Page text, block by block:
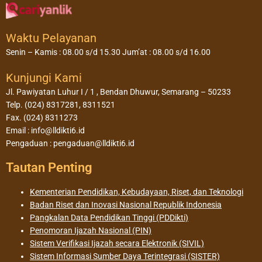
Waktu Pelayanan
Senin – Kamis : 08.00 s/d 15.30 Jum’at : 08.00 s/d 16.00
Kunjungi Kami
Jl. Pawiyatan Luhur I / 1 , Bendan Dhuwur, Semarang – 50233
Telp. (024) 8317281, 8311521
Fax. (024) 8311273
Email : info@lldikti6.id
Pengaduan : pengaduan@lldikti6.id
Tautan Penting
Kementerian Pendidikan, Kebudayaan, Riset, dan Teknologi
Badan Riset dan Inovasi Nasional Republik Indonesia
Pangkalan Data Pendidikan Tinggi (PDDikti)
Penomoran Ijazah Nasional (PIN)
Sistem Verifikasi Ijazah secara Elektronik (SIVIL)
Sistem Informasi Sumber Daya Terintegrasi (SISTER)